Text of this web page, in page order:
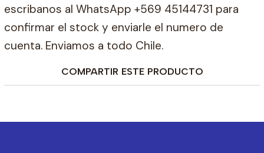
escribanos al WhatsApp +569 45144731 para
confirmar el stock y enviarle el numero de
cuenta. Enviamos a todo Chile.
COMPARTIR ESTE PRODUCTO